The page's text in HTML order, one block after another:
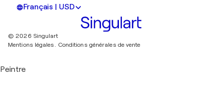
Français | USD
© 2026 Singulart
Mentions légales. Conditions générales de vente
Peintre